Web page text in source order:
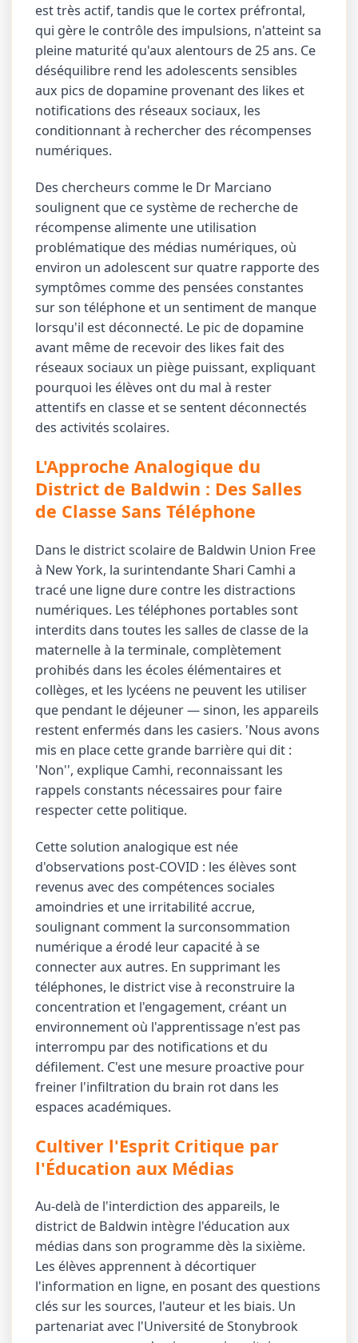
est très actif, tandis que le cortex préfrontal,
qui gère le contrôle des impulsions, n'atteint sa
pleine maturité qu'aux alentours de 25 ans. Ce
déséquilibre rend les adolescents sensibles
aux pics de dopamine provenant des likes et
notifications des réseaux sociaux, les
conditionnant à rechercher des récompenses
numériques.
Des chercheurs comme le Dr Marciano
soulignent que ce système de recherche de
récompense alimente une utilisation
problématique des médias numériques, où
environ un adolescent sur quatre rapporte des
symptômes comme des pensées constantes
sur son téléphone et un sentiment de manque
lorsqu'il est déconnecté. Le pic de dopamine
avant même de recevoir des likes fait des
réseaux sociaux un piège puissant, expliquant
pourquoi les élèves ont du mal à rester
attentifs en classe et se sentent déconnectés
des activités scolaires.
L'Approche Analogique du
District de Baldwin : Des Salles
de Classe Sans Téléphone
Dans le district scolaire de Baldwin Union Free
à New York, la surintendante Shari Camhi a
tracé une ligne dure contre les distractions
numériques. Les téléphones portables sont
interdits dans toutes les salles de classe de la
maternelle à la terminale, complètement
prohibés dans les écoles élémentaires et
collèges, et les lycéens ne peuvent les utiliser
que pendant le déjeuner — sinon, les appareils
restent enfermés dans les casiers. 'Nous avons
mis en place cette grande barrière qui dit :
'Non'', explique Camhi, reconnaissant les
rappels constants nécessaires pour faire
respecter cette politique.
Cette solution analogique est née
d'observations post-COVID : les élèves sont
revenus avec des compétences sociales
amoindries et une irritabilité accrue,
soulignant comment la surconsommation
numérique a érodé leur capacité à se
connecter aux autres. En supprimant les
téléphones, le district vise à reconstruire la
concentration et l'engagement, créant un
environnement où l'apprentissage n'est pas
interrompu par des notifications et du
défilement. C'est une mesure proactive pour
freiner l'infiltration du brain rot dans les
espaces académiques.
Cultiver l'Esprit Critique par
l'Éducation aux Médias
Au-delà de l'interdiction des appareils, le
district de Baldwin intègre l'éducation aux
médias dans son programme dès la sixième.
Les élèves apprennent à décortiquer
l'information en ligne, en posant des questions
clés sur les sources, l'auteur et les biais. Un
partenariat avec l'Université de Stonybrook